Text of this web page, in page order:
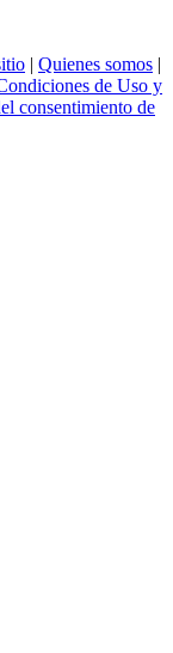
| Quienes somos |
de Uso y
consentimiento de